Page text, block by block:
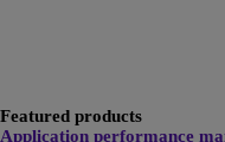
Featured products
Application performance